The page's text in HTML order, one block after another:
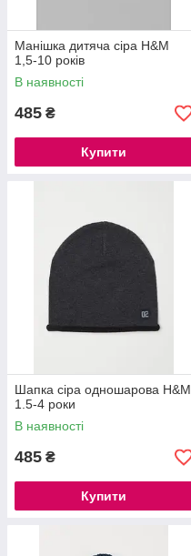
Манішка дитяча сіра H&M
1,5-10 років
В наявності
485 ₴
Купити
Шапка сіра одношарова H&M
1.5-4 роки
В наявності
485 ₴
Купити